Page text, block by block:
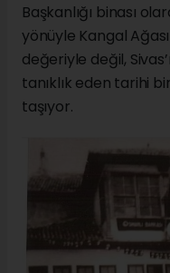
Başkanlığı binası
yönüyle Kangal
değeriyle değil,
tanıklık eden tarihi
taşıyor.